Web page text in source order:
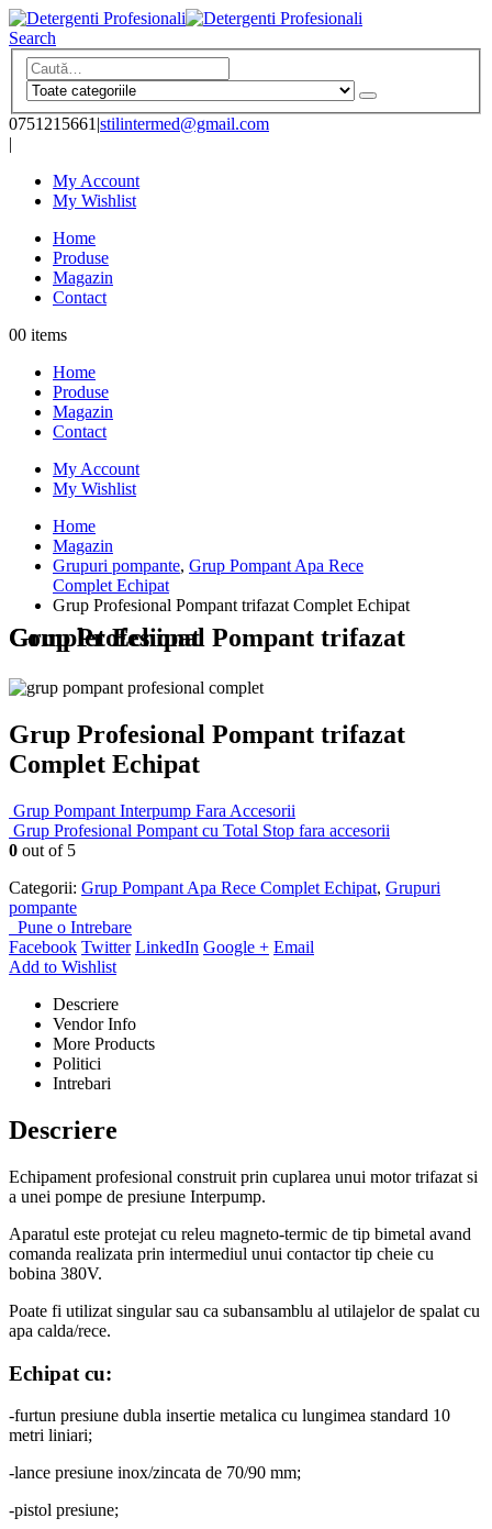
Search
0751215661 |stilintermed@gmail.com
|
My Account
My Wishlist
Home
Produse
Magazin
Contact
00 items
Home
Produse
Magazin
Contact
My Account
My Wishlist
Home
Magazin
Grupuri pompante, Grup Pompant Apa Rece
Complet Echipat
Grup Profesional Pompant trifazat Complet Echipat
Grup Profesional Pompant trifazat Complet Echipat
Grup Profesional Pompant trifazat
Complet Echipat
Grup Pompant Interpump Fara Accesorii
Grup Profesional Pompant cu Total Stop fara accesorii
0 out of 5
Categorii: Grup Pompant Apa Rece Complet Echipat, Grupuri
pompante
Pune o Intrebare
Facebook Twitter LinkedIn Google + Email
Add to Wishlist
Descriere
Vendor Info
More Products
Politici
Intrebari
Descriere
Echipament profesional construit prin cuplarea unui motor trifazat si
a unei pompe de presiune Interpump.
Aparatul este protejat cu releu magneto-termic de tip bimetal avand
comanda realizata prin intermediul unui contactor tip cheie cu
bobina 380V.
Poate fi utilizat singular sau ca subansamblu al utilajelor de spalat cu
apa calda/rece.
Echipat cu:
-furtun presiune dubla insertie metalica cu lungimea standard 10
metri liniari;
-lance presiune inox/zincata de 70/90 mm;
-pistol presiune;